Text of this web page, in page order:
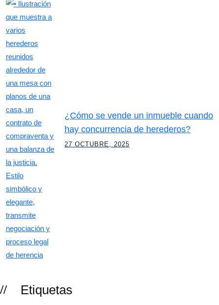
¿Cómo se vende un inmueble cuando
hay concurrencia de herederos?
27 OCTUBRE, 2025
Etiquetas